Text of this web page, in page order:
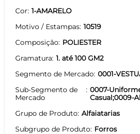
Cor 1-AMARELO
Motivo / Estampas 10519
Composição POLIESTER
Gramatura 1. até 100 GM2
Segmento de Mercado 0001-
Sub-Segmento de
Mercado
0007-
Casual;0009-
Grupo de Produto Alfaiatarias
Subgrupo de Produto Forros